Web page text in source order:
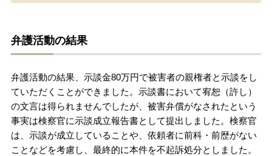
弁護活動の結果
弁護活動の結果、示談金80万円で被害者の親権者と示談をし
ていただくことができました。示談書において宥恕（許し）
の文言は得られませんでしたが、被害弁償がなされたという
事実は検察官に示談成立報告書として提出しました。検察官
は、示談が成立していることや、依頼者に前科・前歴がない
ことなどを考慮し、最終的に本件を不起訴処分としました。